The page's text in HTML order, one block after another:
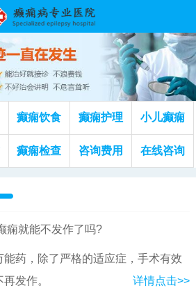
癫痫饮食 癫痫护理 小儿癫痫
癫痫检查 咨询费用 在线咨询
痫就能不发作了吗?
能药，除了严格的适应症，手术有效
发作。
详情点击>>